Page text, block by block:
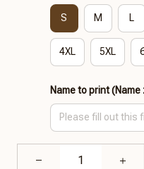
S M L
4XL 5XL
Name to print